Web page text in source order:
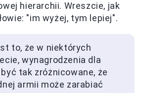
hierarchii. Wreszcie, jak
"im wyżej, tym lepiej".
to, że w niektórych
wynagrodzenia dla
tak zróżnicowane, że
armii może zarabiać